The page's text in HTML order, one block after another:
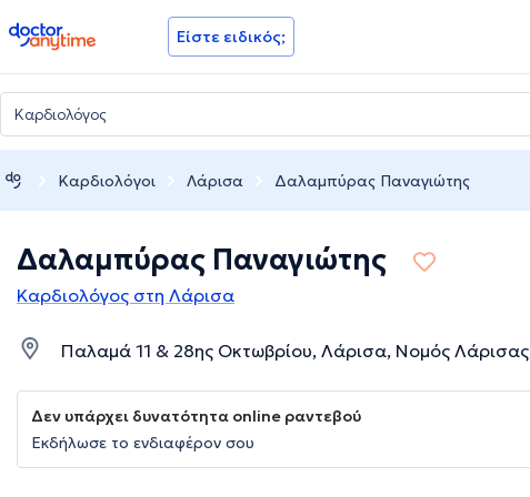
doctoranytime Είστε ειδικός;
Καρδιολόγοι Λάρισα Δαλαμπύρας Παναγιώτης
Δαλαμπύρας Παναγιώτης
Καρδιολόγος στη Λάρισα
Παλαμά 11 & 28ης Οκτωβρίου, Λάρισα, Νομός Λάρισας
Δεν υπάρχει δυνατότητα online ραντεβού
Εκδήλωσε το ενδιαφέρον σου